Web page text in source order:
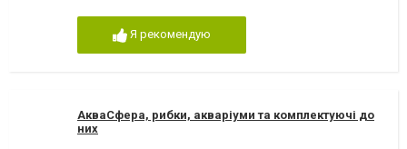
Я рекомендую
АкваСфера, рибки, акваріуми та комплектуючі до
них